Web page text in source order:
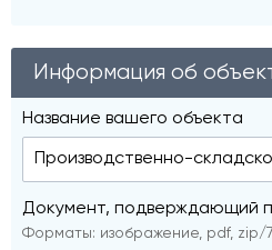
Информация об
Название вашего объекта
Документ, подверждающий
Форматы: изображение, pdf,